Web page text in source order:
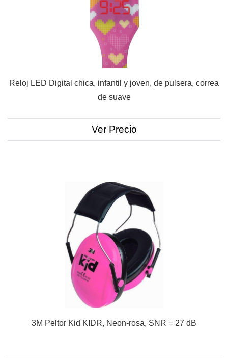
Reloj LED Digital chica, infantil y joven, de pulsera, correa
de suave
Ver Precio
3M Peltor Kid KIDR, Neon-rosa, SNR = 27 dB